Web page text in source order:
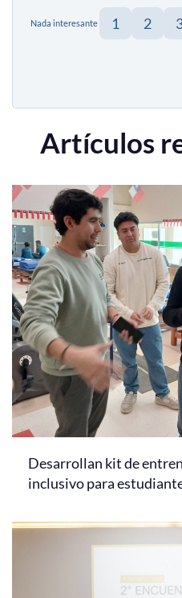
Nada interesante 1 2
Artículos
Desarrollan kit de
inclusivo para